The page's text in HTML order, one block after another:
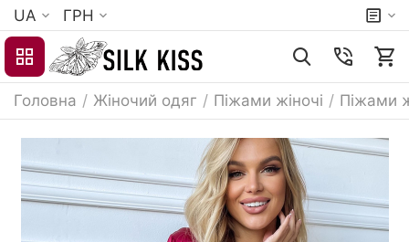
UA ГРН
Головна / Жіночий одяг / Піжами жіночі / Піжами